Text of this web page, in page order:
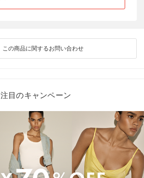
この商品に関するお問い合わせ
注目のキャンペーン